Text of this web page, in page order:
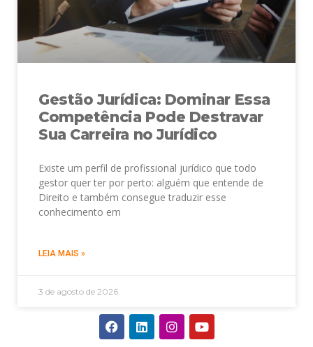
Gestão Jurídica: Dominar Essa
Competência Pode Destravar
Sua Carreira no Jurídico
Existe um perfil de profissional jurídico que todo
gestor quer ter por perto: alguém que entende de
Direito e também consegue traduzir esse
conhecimento em
LEIA MAIS »
3 de agosto de 2026